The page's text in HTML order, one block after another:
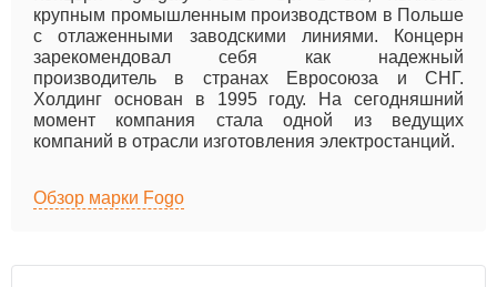
крупным промышленным производством в Польше
с отлаженными заводскими линиями. Концерн
зарекомендовал себя как надежный
производитель в странах Евросоюза и СНГ.
Холдинг основан в 1995 году. На сегодняшний
момент компания стала одной из ведущих
компаний в отрасли изготовления электростанций.
Обзор марки Fogo